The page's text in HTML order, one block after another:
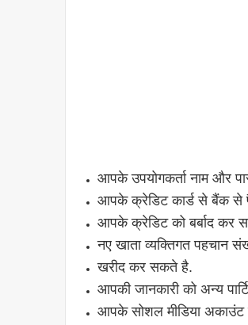
आपके उपयोगकर्ता नाम और
आपके क्रेडिट कार्ड से बैंक से
आपके क्रेडिट को बर्बाद कर
नए खाता व्यक्तिगत पहचान
खरीद कर सकते है.
आपकी जानकारी को अन्य
आपके सोशल मीडिया